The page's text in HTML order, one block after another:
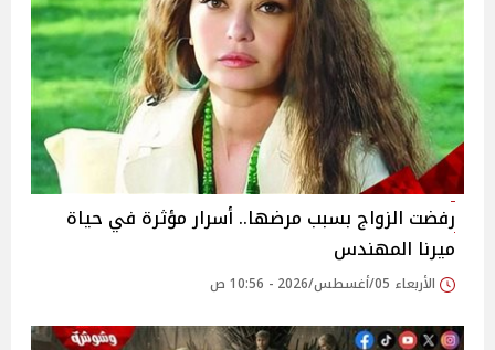
رفضت الزواج بسبب مرضها.. أسرار مؤثرة في حياة
ميرنا المهندس
الأربعاء 05/أغسطس/2026 - 10:56 ص